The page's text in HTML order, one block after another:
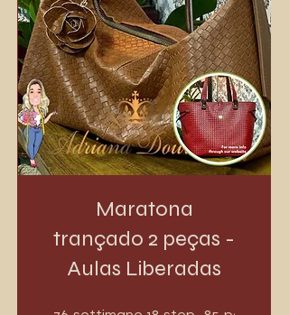
Maratona
trançado 2 peças -
Aulas Liberadas
76 settimane 18 step